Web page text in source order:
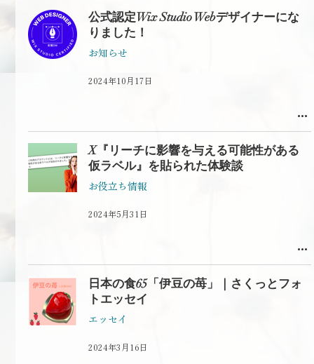
公式認定Wix Studio Webデザイナーにな
りました！
お知らせ
2024年10月17日
X『リーチに影響を与える可能性がある
仮ラベル』を貼られた体験談
お役立ち情報
2024年5月31日
日本の食65「伊豆の苺」｜さくっとフォ
トエッセイ
エッセイ
2024年3月16日